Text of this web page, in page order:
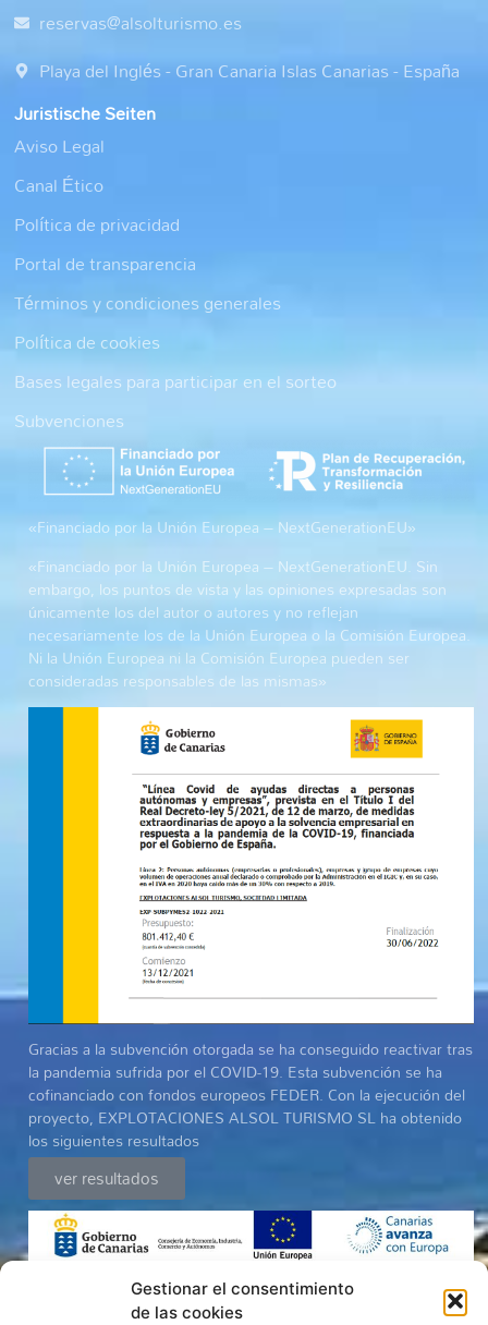
Gestionar el consentimiento
de las cookies
reservas@alsolturismo.es
Playa del Inglés - Gran Canaria Islas Canarias - España
Juristische Seiten
Aviso Legal
Canal Ético
Política de privacidad
Portal de transparencia
Términos y condiciones generales
Política de cookies
Bases legales para participar en el sorteo
Subvenciones
«Financiado por la Unión Europea – NextGenerationEU»
«Financiado por la Unión Europea – NextGenerationEU. Sin
embargo, los puntos de vista y las opiniones expresadas son
únicamente los del autor o autores y no reflejan
necesariamente los de la Unión Europea o la Comisión Europea.
Ni la Unión Europea ni la Comisión Europea pueden ser
consideradas responsables de las mismas»
Gracias a la subvención otorgada se ha conseguido reactivar tras
la pandemia sufrida por el COVID-19. Esta subvención se ha
cofinanciado con fondos europeos FEDER. Con la ejecución del
proyecto, EXPLOTACIONES ALSOL TURISMO SL ha obtenido
los siguientes resultados
ver resultados